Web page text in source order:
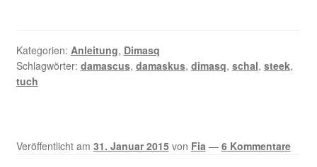
Kategorien: Anleitung, Dimasq
Schlagwörter: damascus, damaskus, dimasq, schal, steek,
tuch
Veröffentlicht am 31. Januar 2015 von Fia — 6 Kommentare